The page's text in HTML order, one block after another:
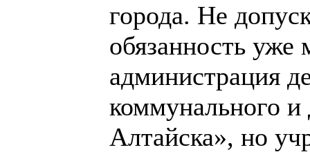
города. Не
обязанность уже
администрация
коммунального и
Алтайска», но